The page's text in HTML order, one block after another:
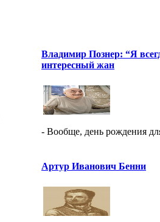
Владимир Познер: “Я
интересный жан
- Вообще, день рождения
Артур Иванович Бенни